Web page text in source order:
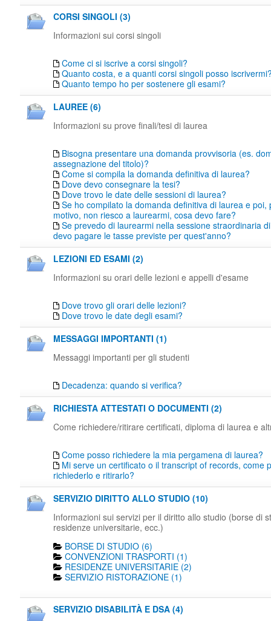
CORSI SINGOLI (3)
Informazioni sui corsi singoli
Come ci si iscrive a corsi singoli?
Quanto costa, e a quanti corsi singoli posso
Quanto tempo ho per sostenere gli esami?
LAUREE (6)
Informazioni su prove finali/tesi di laurea
Bisogna presentare una domanda provvisoria (es.
assegnazione del titolo)?
Come si compila la domanda definitiva di laurea?
Dove devo consegnare la tesi?
Dove trovo le date delle sessioni di laurea?
Se ho compilato la domanda definitiva di laurea e poi,
motivo, non riesco a laurearmi, cosa devo fare?
Se prevedo di laurearmi nella sessione straordinaria
devo pagare le tasse previste per quest'anno?
LEZIONI ED ESAMI (2)
Informazioni su orari delle lezioni e appelli d'esame
Dove trovo gli orari delle lezioni?
Dove trovo le date degli esami?
MESSAGGI IMPORTANTI (1)
Messaggi importanti per gli studenti
Decadenza: quando si verifica?
RICHIESTA ATTESTATI O DOCUMENTI (2)
Come richiedere/ritirare certificati, diploma di laurea e
Come posso richiedere la mia pergamena di laurea?
Mi serve un certificato o il transcript of records, come
richiederlo e ritirarlo?
SERVIZIO DIRITTO ALLO STUDIO (10)
Informazioni sui servizi per il diritto allo studio (borse di
residenze universitarie, ecc.)
BORSE DI STUDIO (6)
CONVENZIONI TRASPORTI (1)
RESIDENZE UNIVERSITARIE (2)
SERVIZIO RISTORAZIONE (1)
SERVIZIO DISABILITÀ E DSA (4)